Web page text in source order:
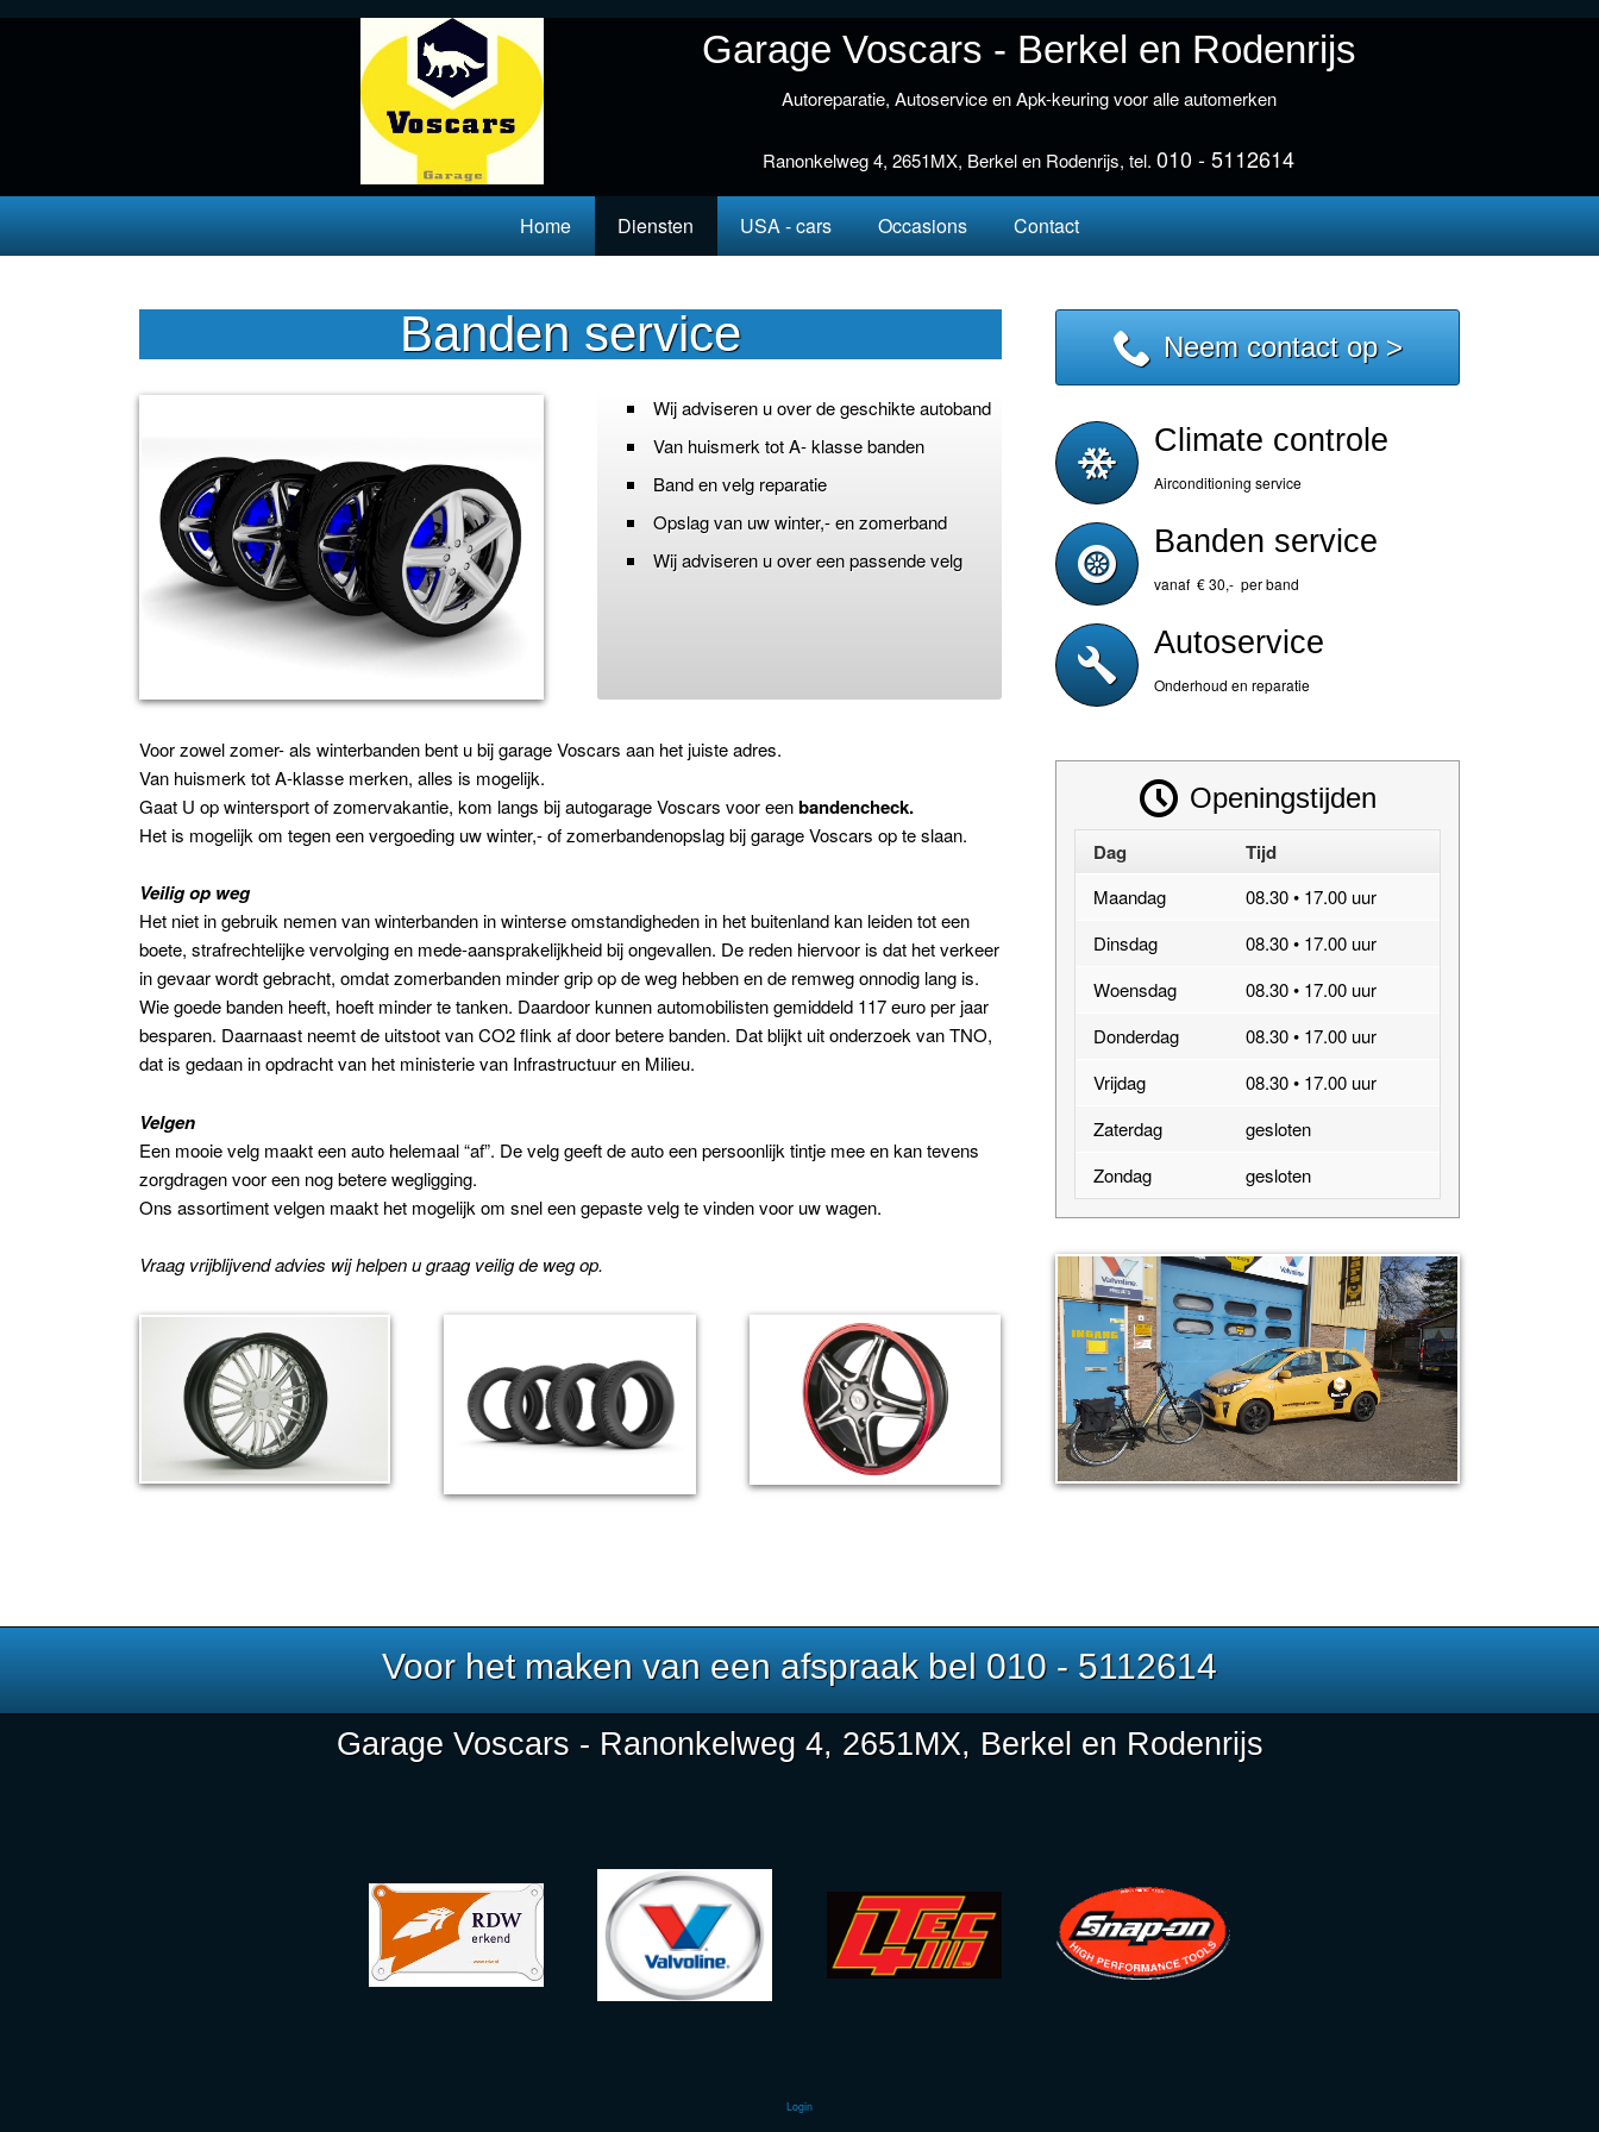
Garage Voscars - Berkel en Rodenrijs
Autoreparatie, Autoservice en Apk-keuring voor alle automerken
Ranonkelweg 4, 2651MX, Berkel en Rodenrijs, tel. 010 - 5112614
Home Diensten USA - cars Occasions Contact
Banden service
Wij adviseren u over de geschikte autoband
Van huismerk tot A- klasse banden
Band en velg reparatie
Opslag van uw winter,- en zomerband
Wij adviseren u over een passende velg
Voor zowel zomer- als winterbanden bent u bij garage Voscars aan het juiste adres.
Van huismerk tot A-klasse merken, alles is mogelijk.
Gaat U op wintersport of zomervakantie, kom langs bij autogarage Voscars voor eenbandencheck.
Het is mogelijk om tegen een vergoeding uw winter,- of zomerbandenopslag bij garage Voscars op te slaan.
Veilig op weg
Het niet in gebruik nemen van winterbanden in winterse omstandigheden in het buitenland kan leiden tot een
boete, strafrechtelijke vervolging en mede-aansprakelijkheid bij ongevallen. De reden hiervoor is dat het verkeer
in gevaar wordt gebracht, omdat zomerbanden minder grip op de weg hebben en de remweg onnodig lang is.
Wie goede banden heeft, hoeft minder te tanken. Daardoor kunnen automobilisten gemiddeld 117 euro per jaar
besparen. Daarnaast neemt de uitstoot van CO2 flink af door betere banden. Dat blijkt uit onderzoek van TNO,
dat is gedaan in opdracht van het ministerie van Infrastructuur en Milieu.
Velgen
Een mooie velg maakt een auto helemaal “af”. De velg geeft de auto een persoonlijk tintje mee en kan tevens
zorgdragen voor een nog betere wegligging.
Ons assortiment velgen maakt het mogelijk om snel een gepaste velg te vinden voor uw wagen.
Vraag vrijblijvend advies wij helpen u graag veilig de weg op.
Neem contact op >
Climate controle
Airconditioning service
Banden service
vanaf € 30,- per band
Autoservice
Onderhoud en reparatie
Openingstijden
Dag Tijd
Maandag
08.30 • 17.00 uur
Dinsdag
08.30 • 17.00 uur
Woensdag
08.30 • 17.00 uur
Donderdag
08.30 • 17.00 uur
Vrijdag
08.30 • 17.00 uur
Zaterdag
gesloten
Zondag
gesloten
Voor het maken van een afspraak bel 010 - 5112614
Garage Voscars - Ranonkelweg 4, 2651MX, Berkel en Rodenrijs
Login